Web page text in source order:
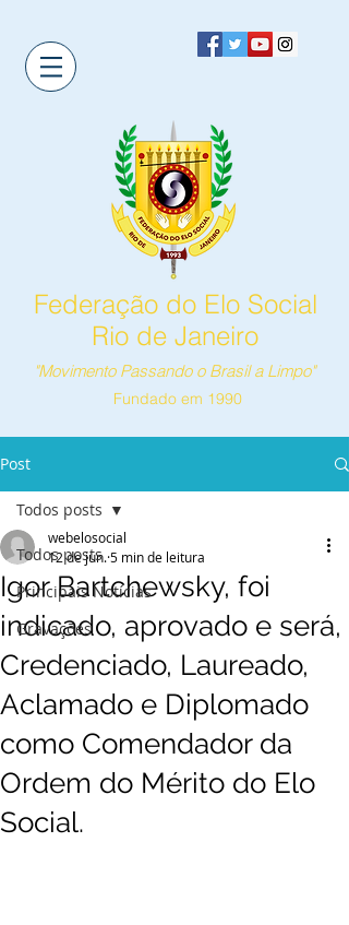
Federação do Elo Social
Rio de Janeiro
"Movimento Passando o Brasil a Limpo"
Fundado em 1990
Post
Todos posts
Principais Notícias
Gravações
Todos posts
Igor Bartchewsky, foi
indicado, aprovado e será,
Credenciado, Laureado,
Aclamado e Diplomado
como Comendador da
Ordem do Mérito do Elo
Social.
webelosocial
12 de jun.5 min de leitura